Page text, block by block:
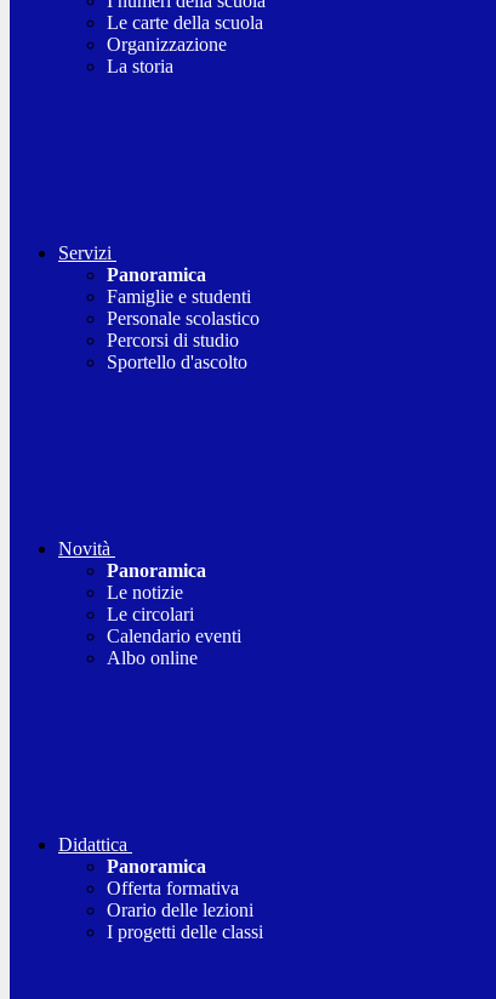
Le carte della scuola
Organizzazione
La storia
Servizi
Panoramica
Famiglie e studenti
Personale scolastico
Percorsi di studio
Sportello d'ascolto
Novità
Panoramica
Le notizie
Le circolari
Calendario eventi
Albo online
Didattica
Panoramica
Offerta formativa
Orario delle lezioni
I progetti delle classi